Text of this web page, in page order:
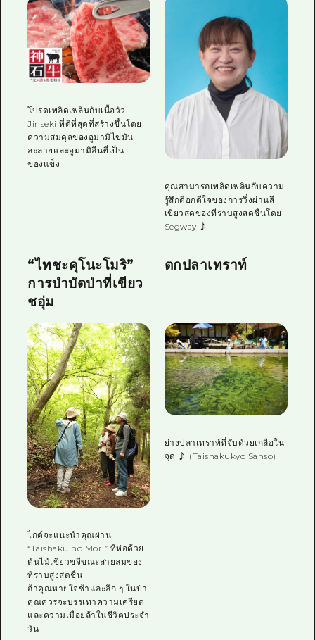
โปรดเพลิดเพลินกับเนื้อวัว
Jinseki ที่ดีที่สุดที่สร้างขึ้นโดย
ความสมดุลของอูมามิไขมัน
ละลายและอูมามิลีนที่เป็น
ของแข็ง
คุณสามารถเพลิดเพลินกับความ
รู้สึกดีอกดีใจของการวิ่งผ่านสี
เขียวสดของที่ราบสูงสดชื่นโดย
Segway ♪
“ไทชะคุโนะโมริ”
การบำบัดป่าที่เขียว
ชอุ่ม
ไกด์จะแนะนำคุณผ่าน
“Taishaku no Mori” ที่ห่อด้วย
ต้นไม้เขียวขจีขณะสายลมของ
ที่ราบสูงสดชื่น
ถ้าคุณหายใจช้าและลึก ๆ ในป่า
คุณควรจะบรรเทาความเครียด
และความเมื่อยล้าในชีวิตประจำ
วัน
ตกปลาเทราท์
ย่างปลาเทราท์ที่จับด้วยเกลือใน
จุด ♪ (Taishakukyo Sanso)